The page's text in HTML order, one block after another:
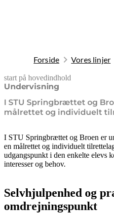
Forside Vores linjer
start på hovedindhold
Undervisning
I STU Springbrættet og
målrettet og individuelt
senest opdateret 8. oktober 2025
I STU Springbrættet og Broen er
en målrettet og individuelt
udgangspunkt i den enkelte elevs
interesser og behov.
Selvhjulpenhed og
omdrejningspunkt